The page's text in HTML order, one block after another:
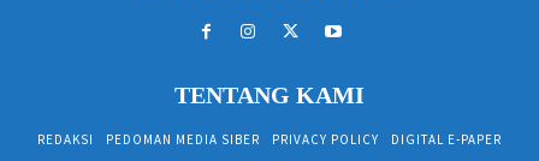
TENTANG KAMI
REDAKSI PEDOMAN MEDIA SIBER PRIVACY POLICY DIGITAL E-PAPER